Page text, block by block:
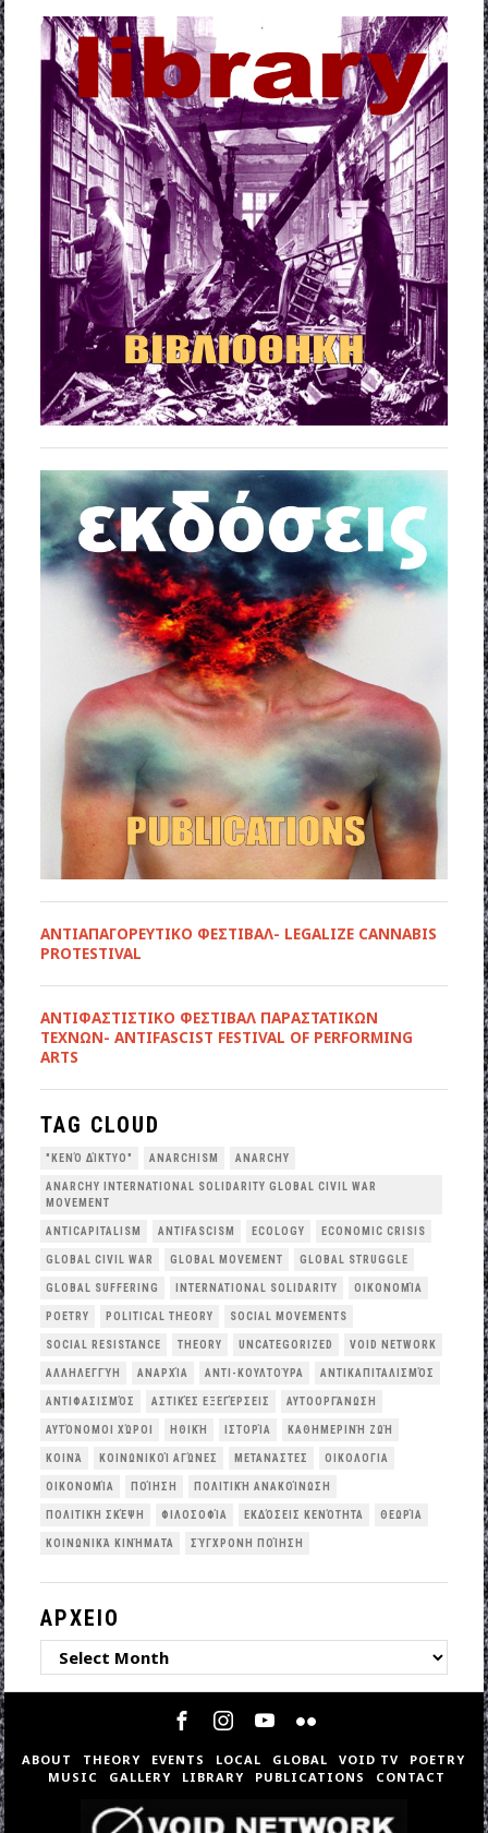
ΑΝΤΙΑΠΑΓΟΡΕΥΤΙΚΟ ΦΕΣΤΙΒΑΛ- LEGALIZE CANNABIS
PROTESTIVAL
ANTIΦΑΣΤΙΣΤΙΚΟ ΦΕΣΤΙΒΑΛ ΠΑΡΑΣΤΑΤΙΚΩΝ
ΤΕΧΝΩΝ- ANTIFASCIST FESTIVAL OF PERFORMING
ARTS
TAG CLOUD
"ΚΕΝΌ ΔΊΚΤΥΟ" ANARCHISM ANARCHY
ANARCHY INTERNATIONAL SOLIDARITY GLOBAL CIVIL WAR
MOVEMENT
ANTICAPITALISM ANTIFASCISM ECOLOGY ECONOMIC CRISIS
GLOBAL CIVIL WAR GLOBAL MOVEMENT GLOBAL STRUGGLE
GLOBAL SUFFERING INTERNATIONAL SOLIDARITY OΙΚΟΝΟΜΊΑ
POETRY POLITICAL THEORY SOCIAL MOVEMENTS
SOCIAL RESISTANCE THEORY UNCATEGORIZED VOID NETWORK
ΑΛΛΗΛΕΓΓΎΗ ΑΝΑΡΧΊΑ ΑΝΤΙ-ΚΟΥΛΤΟΎΡΑ ΑΝΤΙΚΑΠΙΤΑΛΙΣΜΌΣ
ΑΝΤΙΦΑΣΙΣΜΌΣ ΑΣΤΙΚΈΣ ΕΞΕΓΈΡΣΕΙΣ ΑΥΤΟΟΡΓΆΝΩΣΗ
ΑΥΤΌΝΟΜΟΙ ΧΏΡΟΙ ΗΘΙΚΉ ΙΣΤΟΡΊΑ ΚΑΘΗΜΕΡΙΝΉ ΖΩΉ
ΚΟΙΝΆ ΚΟΙΝΩΝΙΚΟΊ ΑΓΏΝΕΣ ΜΕΤΑΝΆΣΤΕΣ ΟΙΚΟΛΟΓΙΑ
ΟΙΚΟΝΟΜΊΑ ΠΟΊΗΣΗ ΠΟΛΙΤΙΚΉ ΑΝΑΚΟΊΝΩΣΗ
ΠΟΛΙΤΙΚΉ ΣΚΈΨΗ ΦΙΛΟΣΟΦΊΑ ΕΚΔΌΣΕΙΣ ΚΕΝΌΤΗΤΑ ΘΕΩΡΊΑ
ΚΟΙΝΩΝΙΚΆ ΚΙΝΉΜΑΤΑ ΣΎΓΧΡΟΝΗ ΠΟΊΗΣΗ
ΑΡΧΕΙΟ
ΑΡΧΕΙΟ
ABOUT THEORY EVENTS LOCAL GLOBAL VOID TV
POETRY
MUSIC
GALLERY LIBRARY PUBLICATIONS CONTACT